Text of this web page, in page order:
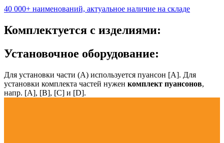
40 000+ наименований, актуальное наличие на складе
Комплектуется с изделиями:
Установочное оборудование:
Для установки части (А) используется пуансон [А]. Для
установки комплекта частей нужен комплект пуансонов,
напр. [А], [B], [С] и [D].